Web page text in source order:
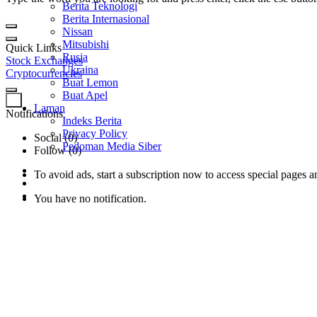
Quick Links
Stock Exchanges
Cryptocurrencies
Notifications
Social (0)
Follow (0)
To avoid ads, start a subscription now to access special pages
You have no notification.
Berita Teknologi
Berita Internasional
Nissan
Mitsubishi
Rusia
Ukraina
Buat Lemon
Buat Apel
Laman
Indeks Berita
Privacy Policy
Pedoman Media Siber